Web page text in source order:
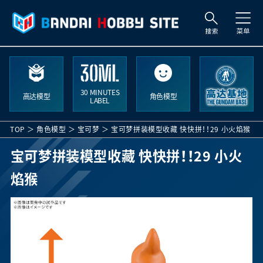
高达模型
30 MINUTES
LABEL
角色模型
TOP 角色模型 宝可梦 宝可梦拼装模型收藏 快快拼！！29 小火焰猴
宝可梦拼装模型收藏 快快拼！！29 小火
焰猴